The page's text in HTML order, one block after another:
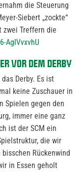
die Steuerung
Siebert „zockte“
zwei Treffern die
AgIVvxvhU
VOR DEM DERBY
Derby. Es ist
keine Zuschauer in
Spielen gegen den
immer eine ganz
ist der SCM ein
die wir
Rückenwind
in Essen geholt